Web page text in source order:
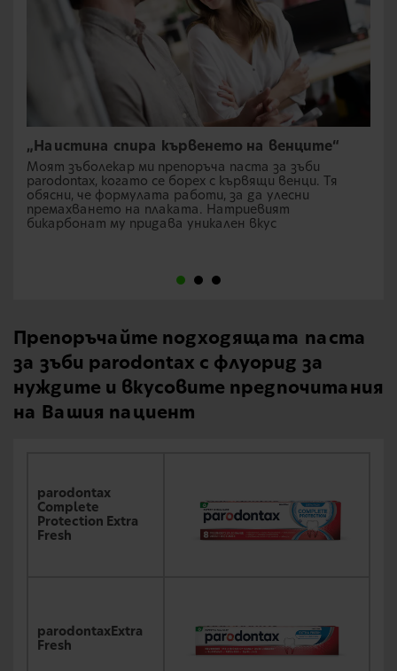
„Наистина спира кървенето на венците“
Моят зъболекар ми препоръча паста за зъби
parodontax, когато се борех с кървящи венци. Тя
обясни, че формулата работи, за да улесни
премахването на плаката. Натриевият
бикарбонат му придава уникален вкус
Препоръчайте подходящата паста
за зъби parodontax с флуорид за
нуждите и вкусовите предпочитания
на Вашия пациент
parodontax
Complete
Protection Extra
Fresh
parodontaxExtra
Fresh